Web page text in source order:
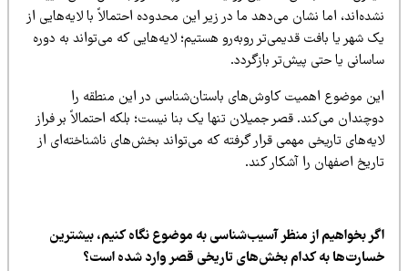
اما نشان می‌دهد ما در زیر این محدوده احتمالاً با لایه‌هایی از
شهر یا بافت قدیمی‌تر روبه‌رو هستیم؛ لایه‌هایی که می‌تواند به دوره
یا حتی پیش‌تر بازگردد.
موضوع اهمیت کاوش‌های باستان‌شناسی در این منطقه را
می‌کند. قصر جمیلان تنها یک بنا نیست؛ بلکه احتمالاً بر فراز
تاریخی مهمی قرار گرفته که می‌تواند بخش‌های ناشناخته‌ای از
اصفهان را آشکار کند.
بخواهیم از منظر آسیب‌شناسی به موضوع نگاه کنیم، بیشترین
به کدام بخش‌های تاریخی قصر وارد شده است؟